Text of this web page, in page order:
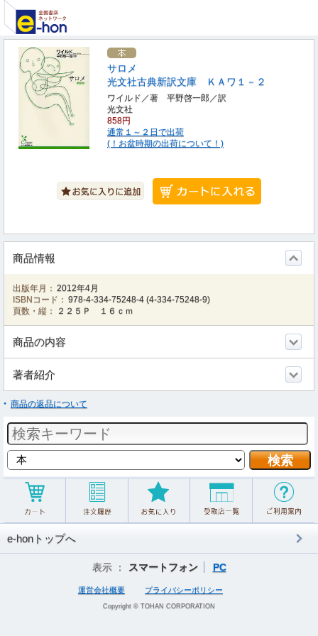
サロメ
光文社古典新訳文庫 ＫＡワ１－２
ワイルド／著 平野啓一郎／訳
光文社
858円
通常１～２日で出荷
(！お盆時期の出荷について！)
商品情報
出版年月： 2012年4月
ISBNコード： 978-4-334-75248-4 (4-334-75248-9)
頁数・縦：
２２５Ｐ １６ｃｍ
商品の内容
著者紹介
商品の返品について
e-honトップへ
表示 ： スマートフォン PC
運営会社概要 プライバシーポリシー
Copyright © TOHAN CORPORATION